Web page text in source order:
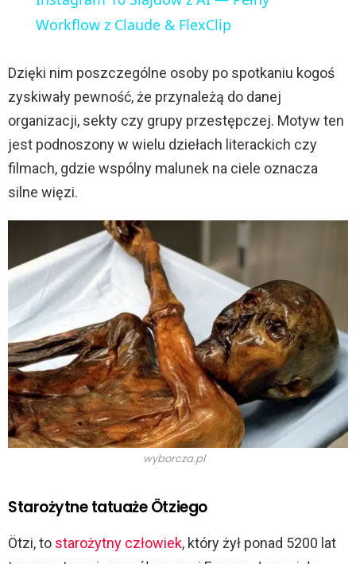
V
i
Workflow z Claude & FlexClip
Dzięki nim poszczególne osoby po spotkaniu kogoś
zyskiwały pewność, że przynależą do danej
organizacji, sekty czy grupy przestępczej. Motyw ten
jest podnoszony w wielu dziełach literackich czy
filmach, gdzie wspólny malunek na ciele oznacza
silne więzi.
wyborcza.pl
Starożytne tatuaże Ötziego
Ötzi, to starożytny człowiek, który żył ponad 5200 lat